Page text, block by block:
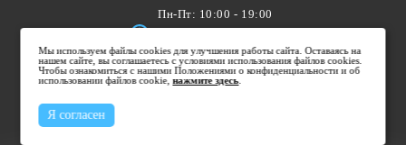
Пн-Пт: 10:00 - 19:00
Вс: Выходной
Мы используем файлы cookies для улучшения работы сайта. Оставаясь на
нашем сайте, вы соглашаетесь с условиями использования файлов cookies.
Чтобы ознакомиться с нашими Положениями о конфиденциальности и об
использовании файлов cookie,нажмите здесь.
Я согласен